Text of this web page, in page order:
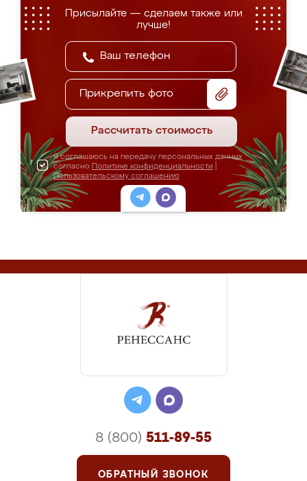
Присылайте — сделаем также или
лучше!
Прикрепить фото
Рассчитать стоимость
Я соглашаюсь на передачу персональных данных
согласно Политике конфиденциальности
Пользовательскому соглашению
8 (800) 511-89-55
ОБРАТНЫЙ ЗВОНОК